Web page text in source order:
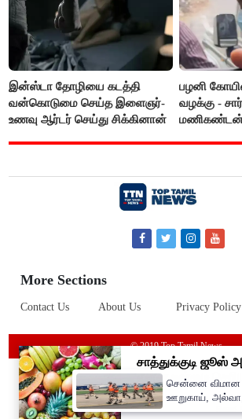
இன்ஸ்டா தோழியை கடத்தி
வன்கொடுமை செய்த இளைஞர்-
உணவு ஆர்டர் செய்து சிக்கினான்
பழனி
வழக்கு -
மணிகண்டன்
More Sections
Contact Us About Us Privacy Policy
© 2019 Top Tamil News
சென்னை விமான
ஊறுகாய்,
எடுத்து செல்ல